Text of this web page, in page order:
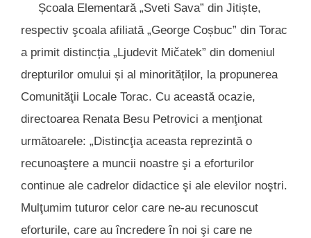
Școala Elementară „Sveti Sava” din Jitiște,
respectiv şcoala afiliată „George Coșbuc” din Torac
a primit distincția „Ljudevit Mičatek” din domeniul
drepturilor omului și al minorităților, la propunerea
Comunităţii Locale Torac. Cu această ocazie,
directoarea Renata Besu Petrovici a menţionat
următoarele: „Distincţia aceasta reprezintă o
recunoaştere a muncii noastre şi a eforturilor
continue ale cadrelor didactice şi ale elevilor noştri.
Mulţumim tuturor celor care ne-au recunoscut
eforturile, care au încredere în noi şi care ne